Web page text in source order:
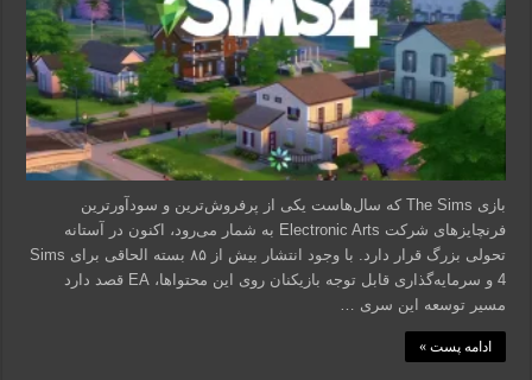
بازی The Sims که سال‌هاست یکی از پرفروش‌ترین و سودآورترین
فرنچایزهای شرکت Electronic Arts به شمار می‌رود، اکنون در آستانه
تحولی بزرگ قرار دارد. با وجود انتشار بیش از ۸۵ بسته الحاقی برای Sims
4 و سرمایه‌گذاری قابل توجه بازیکنان روی این محتواها، EA قصد دارد
مسیر توسعه این سری …
ادامه پست »